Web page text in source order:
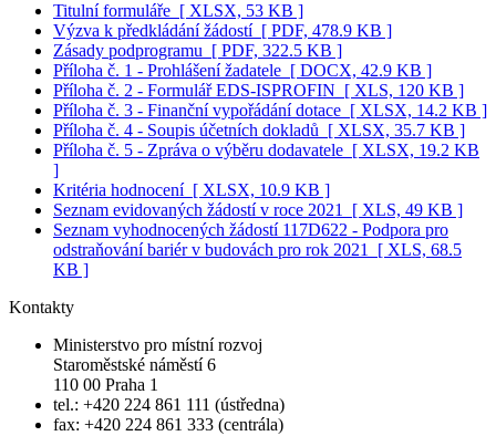
Titulní formuláře [ XLSX, 53 KB ]
Výzva k předkládání žádostí [ PDF, 478.9 KB ]
Zásady podprogramu [ PDF, 322.5 KB ]
Příloha č. 1 - Prohlášení žadatele [ DOCX, 42.9 KB ]
Příloha č. 2 - Formulář EDS-ISPROFIN [ XLS, 120 KB ]
Příloha č. 3 - Finanční vypořádání dotace [ XLSX, 14.2 KB ]
Příloha č. 4 - Soupis účetních dokladů [ XLSX, 35.7 KB ]
Příloha č. 5 - Zpráva o výběru dodavatele [ XLSX, 19.2 KB
]
Kritéria hodnocení [ XLSX, 10.9 KB ]
Seznam evidovaných žádostí v roce 2021
[ XLS, 49 KB ]
Seznam vyhodnocených žádostí 117D622 - Podpora pro
odstraňování bariér v budovách pro rok 2021
[ XLS, 68.5
KB ]
Kontakty
Ministerstvo pro místní rozvoj
Staroměstské náměstí 6
110 00 Praha 1
tel.: +420 224 861 111 (ústředna)
fax: +420 224 861 333 (centrála)